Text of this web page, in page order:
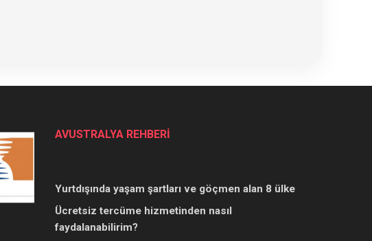
AVUSTRALYA REHBERİ
Yurtdışında yaşam şartları ve göçmen alan 8 ülke
Ücretsiz tercüme hizmetinden nasıl
faydalanabilirim?